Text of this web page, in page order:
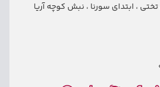
، ابتدای سورنا ، نبش کوچه آریا